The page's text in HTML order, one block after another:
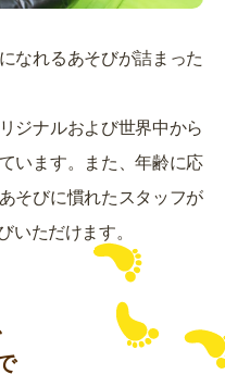
なれるあそびが詰まった
ジナルおよび世界中から
います。また、年齢に応
そびに慣れたスタッフが
いただけます。